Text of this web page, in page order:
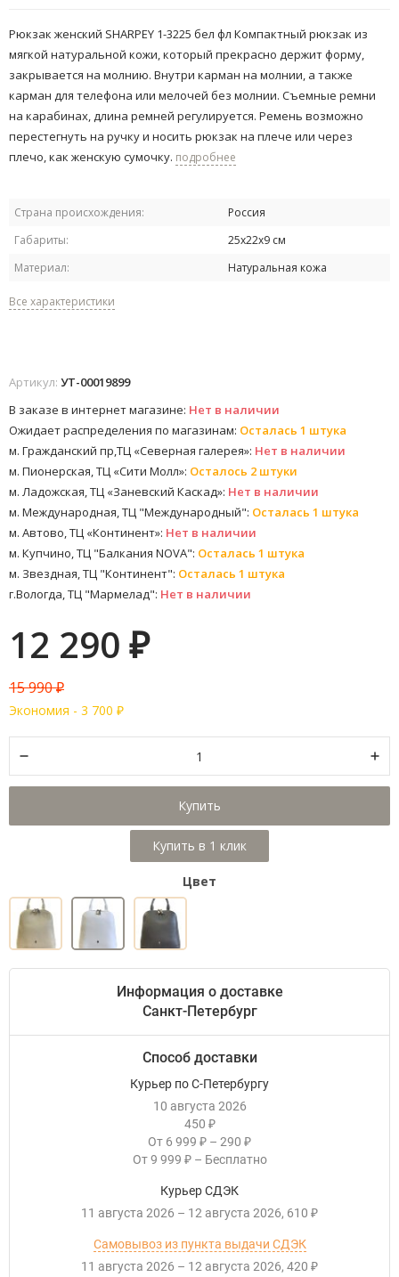
Рюкзак женский SHARPEY 1-3225 бел фл Компактный рюкзак из
мягкой натуральной кожи, который прекрасно держит форму,
закрывается на молнию. Внутри карман на молнии, а также
карман для телефона или мелочей без молнии. Съемные ремни
на карабинах, длина ремней регулируется. Ремень возможно
перестегнуть на ручку и носить рюкзак на плече или через
плечо, как женскую сумочку. подробнее
Страна происхождения:
Россия
Габариты:
25х22х9 см
Материал:
Натуральная кожа
Все характеристики
Артикул: УТ-00019899
В заказе в интернет магазине: Нет в наличии
Ожидает распределения по магазинам: Осталась 1 штука
м. Гражданский пр,ТЦ «Северная галерея»: Нет в наличии
м. Пионерская, ТЦ «Сити Молл»: Осталось 2 штуки
м. Ладожская, ТЦ «Заневский Каскад»: Нет в наличии
м. Международная, ТЦ "Международный": Осталась 1 штука
м. Автово, ТЦ «Континент»: Нет в наличии
м. Купчино, ТЦ "Балкания NOVA": Осталась 1 штука
м. Звездная, ТЦ "Континент": Осталась 1 штука
г.Вологда, ТЦ "Мармелад": Нет в наличии
12 290 ₽
15 990₽
Экономия - 3 700 ₽
Купить
Цвет
Информация о доставке
Санкт-Петербург
Способ доставки
Курьер по С-Петербургу
10 августа 2026
450 ₽
От 6 999 ₽ – 290 ₽
От 9 999 ₽ – Бесплатно
Курьер СДЭК
11 августа 2026 – 12 августа 2026 610 ₽
Самовывоз из пункта выдачи СДЭК
11 августа 2026 – 12 августа 2026 420 ₽